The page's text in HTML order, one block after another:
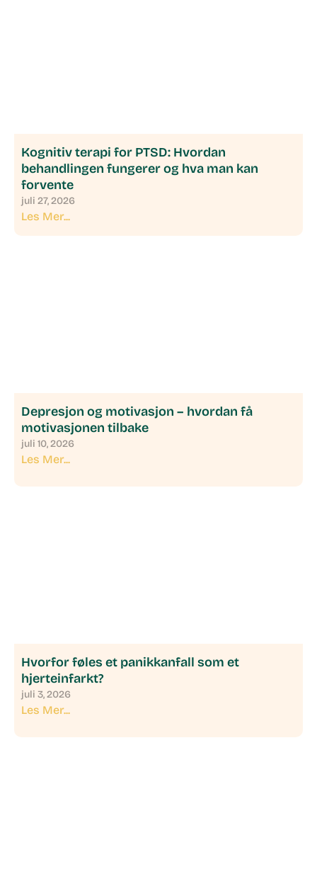
Kognitiv terapi for PTSD: Hvordan
behandlingen fungerer og hva man kan
forvente
juli 27, 2026
Les Mer...
Depresjon og motivasjon – hvordan få
motivasjonen tilbake
juli 10, 2026
Les Mer...
Hvorfor føles et panikkanfall som et
hjerteinfarkt?
juli 3, 2026
Les Mer...